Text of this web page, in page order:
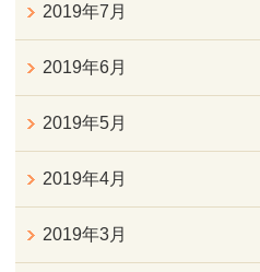
2019年7月
2019年6月
2019年5月
2019年4月
2019年3月